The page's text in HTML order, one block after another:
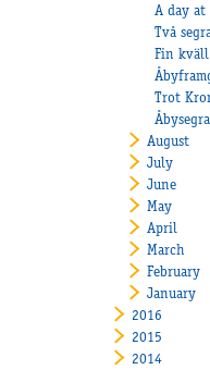
A day at
Två
Fin kväll
Trot
August
July
June
May
April
March
February
January
2016
2015
2014